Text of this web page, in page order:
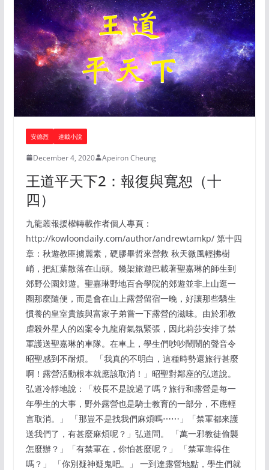
安德烈 連載小說
December 4, 2020 Apeiron Cheung
王道平天下2：報復與寬恕（十
四）
九龍叢報援權轉載作者個人專頁：
http://kowloondaily.com/author/andrewtamkp/ 第十四
章：秋遊教匪擄麗素，硬膠畢哲來營救 秋天微風輕拂樹
峭，把紅葉散落在山頭。幾架旅遊巴載著聖嘉琳的師生到
郊野公園郊遊。聖嘉琳野地百合學院的郊遊並非上山逛一
圈那麼隨便，而是會在山上露營留宿一晚，好讓那些驕生
慣養的皇室貴族與富家子弟嘗一下露營的滋味。由於邪教
虐殺外星人的凶案令九龍府氣氛緊張，因此莉莎安排了禁
軍護送聖嘉琳的車隊。在車上，學生們吵吵鬧鬧的聲音令
昭聖感到不耐煩。 「我真的不明白，這種時勢還旅行甚麼
啊！露營活動根本就應該取消！」昭聖對鄰座的弘道說。
弘道冷靜地說：「校長不是說過了嗎？旅行和露營是每一
年學生的大事，野外露營也是騎士教育的一部分，不應輕
言取消。」 「那豈不是找我們麻煩嗎⋯⋯」「禁軍都來護
送我們了，有甚麼麻煩呢？」弘道問。 「萬一邪教徒偷襲
怎麼辦？」「有禁軍在，你怕甚麼呢？」 「禁軍靠得住
嗎？」 「你別疑神疑鬼吧。」 一到達露營地點，學生們就